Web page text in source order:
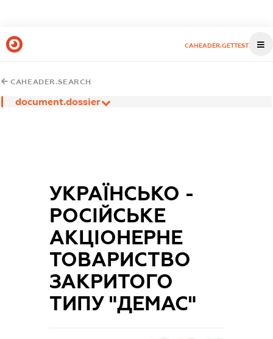
CAHEADER.GETTEST
CAHEADER.SEARCH
document.dossier
УКРАЇНСЬКО -
РОСІЙСЬКЕ
АКЦІОНЕРНЕ
ТОВАРИСТВО
ЗАКРИТОГО
ТИПУ "ДЕМАС"